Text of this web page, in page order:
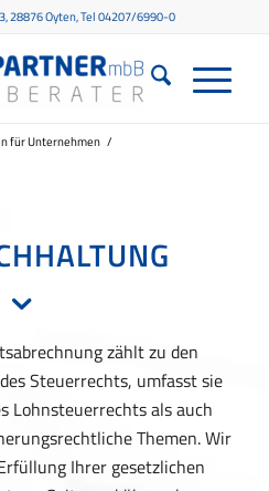
28876 Oyten, Tel 04207/6990-0
für Unternehmen /
zählt zu den
Steuerrechts, umfasst sie
Lohnsteuerrechts als auch
Themen. Wir
Ihrer gesetzlichen